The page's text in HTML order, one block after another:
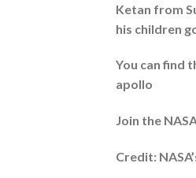
Ketan from
his children
You can find
apollo
Join the
Credit: